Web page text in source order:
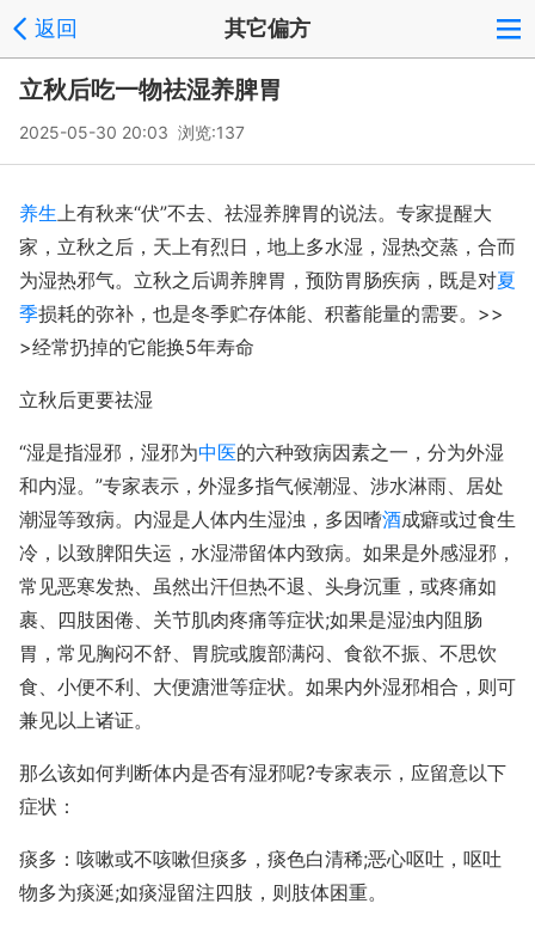
返回 其它偏方
立秋后吃一物祛湿养脾胃
2025-05-30 20:03 浏览:137
养生上有秋来“伏”不去、祛湿养脾胃的说法。专家提醒大
家，立秋之后，天上有烈日，地上多水湿，湿热交蒸，合而
为湿热邪气。立秋之后调养脾胃，预防胃肠疾病，既是对夏
季损耗的弥补，也是冬季贮存体能、积蓄能量的需要。>>
>经常扔掉的它能换5年寿命
立秋后更要祛湿
“湿是指湿邪，湿邪为中医的六种致病因素之一，分为外湿
和内湿。”专家表示，外湿多指气候潮湿、涉水淋雨、居处
潮湿等致病。内湿是人体内生湿浊，多因嗜酒成癖或过食生
冷，以致脾阳失运，水湿滞留体内致病。如果是外感湿邪，
常见恶寒发热、虽然出汗但热不退、头身沉重，或疼痛如
裹、四肢困倦、关节肌肉疼痛等症状;如果是湿浊内阻肠
胃，常见胸闷不舒、胃脘或腹部满闷、食欲不振、不思饮
食、小便不利、大便溏泄等症状。如果内外湿邪相合，则可
兼见以上诸证。
那么该如何判断体内是否有湿邪呢?专家表示，应留意以下
症状：
痰多：咳嗽或不咳嗽但痰多，痰色白清稀;恶心呕吐，呕吐
物多为痰涎;如痰湿留注四肢，则肢体困重。